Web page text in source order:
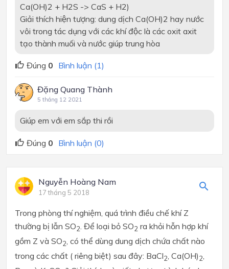
Ca(OH)2 + H2S -> CaS + H2)
Giải thích hiện tượng: dung dịch Ca(OH)2 hay nước
vôi trong tác dụng với các khí độc là các oxit axit
tạo thành muối và nước giúp trung hòa
Đúng 0 Bình luận (1)
Đặng Quang Thành
5 tháng 12 2021
Giúp em với em sắp thi rồi
Đúng 0 Bình luận (0)
Nguyễn Hoàng Nam
17 tháng 5 2018
Trong phòng thí nghiệm, quá trình điều chế khí Z
thường bị lẫn SO2 . Để loại bỏ SO2 ra khỏi hỗn hợp khí
gồm Z và SO2 , có thể dùng dung dịch chứa chất nào
trong các chất ( riêng biệt) sau đây: BaCl2, Ca(OH)2,